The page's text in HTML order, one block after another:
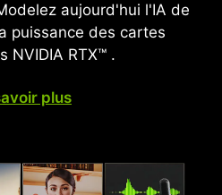
aujourd'hui l'IA de
puissance des cartes
NVIDIA RTX™ .
plus